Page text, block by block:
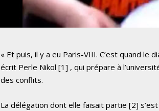
« Et puis, il y a eu Paris-VIII. C’est quand le
écrit Perle Nikol [1] , qui prépare à
des conflits.
La délégation dont elle faisait partie [2]